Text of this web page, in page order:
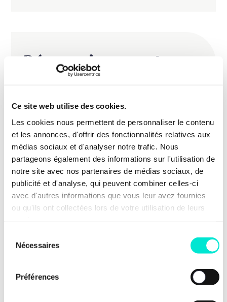
Ce site web utilise des cookies.
Les cookies nous permettent de personnaliser le contenu
et les annonces, d'offrir des fonctionnalités relatives aux
médias sociaux et d'analyser notre trafic. Nous
partageons également des informations sur l'utilisation de
notre site avec nos partenaires de médias sociaux, de
publicité et d'analyse, qui peuvent combiner celles-ci
avec d'autres informations que vous leur avez fournies
ou qu'ils ont collectées lors de votre utilisation de leurs
Nécessaires
Préférences
Découvrir nos autres
propositions
Une économie au service d’une vie de qualité
Non à la taxe sur la mort : Une
taxation plus juste du capital